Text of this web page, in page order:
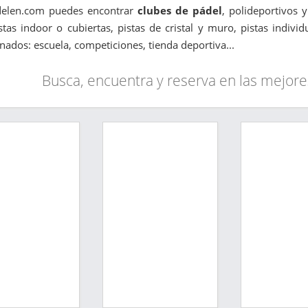
puedes encontrar clubes de pádel, polideportivos
indoor o cubiertas, pistas de cristal y muro, pistas
escuela, competiciones, tienda deportiva...
Busca, encuentra y reserva en las